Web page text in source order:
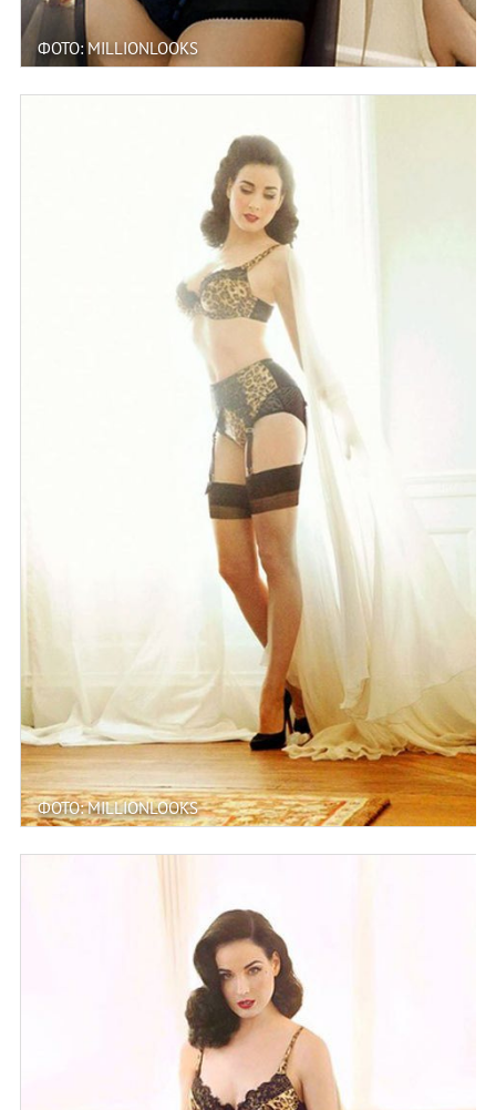
ФОТО: MILLIONLOOKS
ФОТО: MILLIONLOOKS